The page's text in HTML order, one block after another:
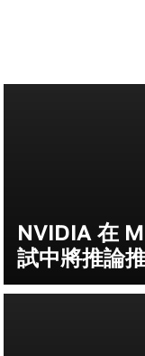
NVIDIA 在
試中將推論